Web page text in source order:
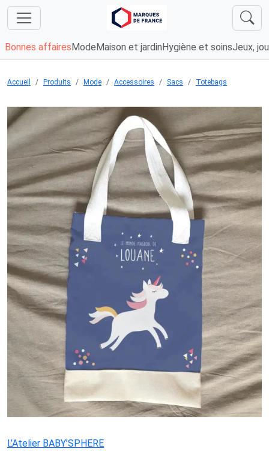
Bonnes affaires Mode Maison et jardin Hygiène et soinsJeux,
Accueil Produits Mode Accessoires Sacs Totebags
L’Atelier BABY’SPHERE